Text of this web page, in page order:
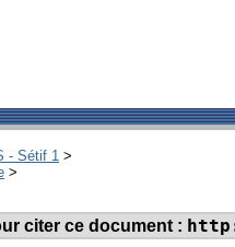
- Sétif 1 >
>
citer ce document :